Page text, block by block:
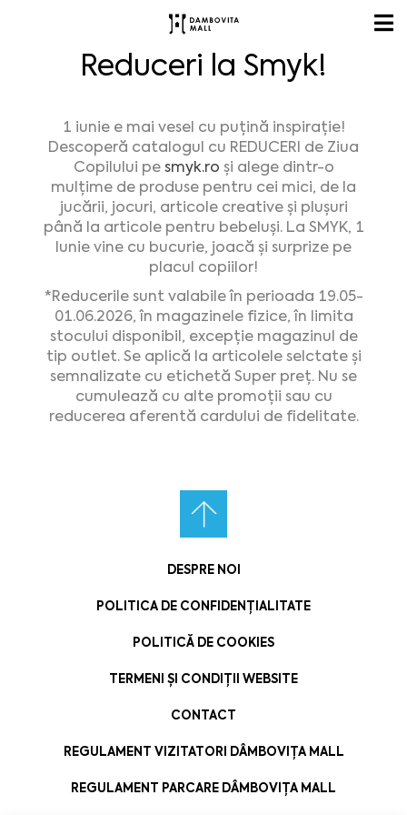
Reduceri la Smyk!
1 iunie e mai vesel cu puțină inspirație!
Descoperă catalogul cu REDUCERI de Ziua
Copilului pesmyk.ro și alege dintr-o
mulțime de produse pentru cei mici, de la
jucării, jocuri, articole creative și plușuri
până la articole pentru bebeluși. La SMYK, 1
Iunie vine cu bucurie, joacă și surprize pe
placul copiilor!
*Reducerile sunt valabile în perioada 19.05-
01.06.2026, în magazinele fizice, în limita
stocului disponibil, excepție magazinul de
tip outlet. Se aplică la articolele selctate și
semnalizate cu etichetă Super preț. Nu se
cumulează cu alte promoții sau cu
reducerea aferentă cardului de fidelitate.
DESPRE NOI
POLITICA DE CONFIDENȚIALITATE
POLITICĂ DE COOKIES
TERMENI ȘI CONDIȚII WEBSITE
CONTACT
REGULAMENT VIZITATORI DÂMBOVIȚA MALL
REGULAMENT PARCARE DÂMBOVIȚA MALL